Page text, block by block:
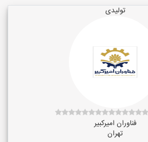
تولیدی
فناوران امیرکبیر
تهران